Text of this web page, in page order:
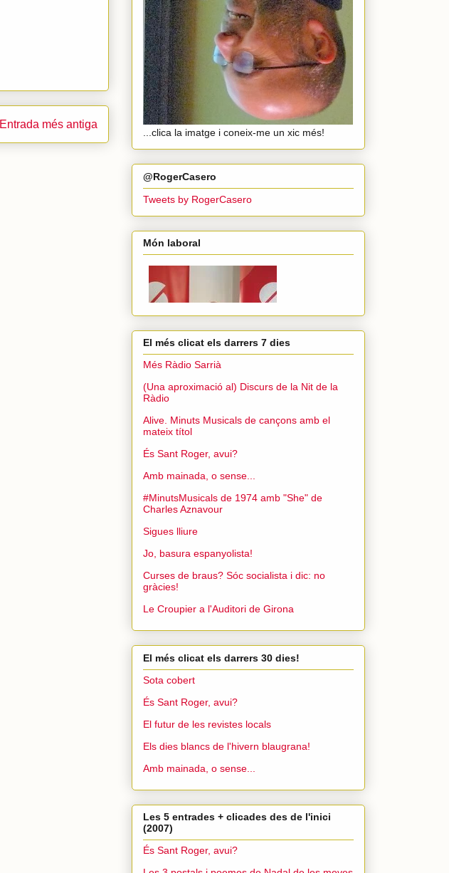
Entrada més antiga
...clica la imatge i coneix-me un xic més!
@RogerCasero
Tweets by RogerCasero
Món laboral
El més clicat els darrers 7 dies
Més Ràdio Sarrià
(Una aproximació al) Discurs de la Nit de la
Ràdio
Alive. Minuts Musicals de cançons amb el
mateix títol
És Sant Roger, avui?
Amb mainada, o sense...
#MinutsMusicals de 1974 amb "She" de
Charles Aznavour
Sigues lliure
Jo, basura espanyolista!
Curses de braus? Sóc socialista i dic: no
gràcies!
Le Croupier a l'Auditori de Girona
El més clicat els darrers 30 dies!
Sota cobert
És Sant Roger, avui?
El futur de les revistes locals
Els dies blancs de l'hivern blaugrana!
Amb mainada, o sense...
Les 5 entrades + clicades des de l'inici
(2007)
És Sant Roger, avui?